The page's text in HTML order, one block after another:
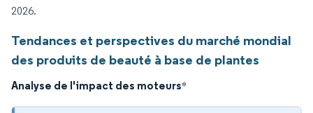
2026.
Tendances et perspectives du marché mondial
des produits de beauté à base de plantes
Analyse de l'impact des moteurs*